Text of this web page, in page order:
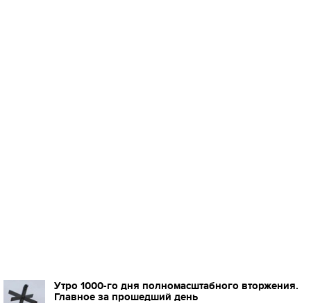
Утро 1000-го дня полномасштабного вторжения.
Главное за прошедший день